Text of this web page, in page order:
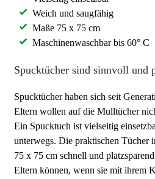
Weich und saugfähig
Maße 75 x 75 cm
Maschinenwaschbar bis 60° C
Spucktücher sind sinnvoll und
Spucktücher haben sich seit
Eltern wollen auf die Mulltücher
Ein Spucktuch ist vielseitig
unterwegs. Die praktischen Tücher
75 x 75 cm schnell und
Eltern können, wenn sie mit ihrem